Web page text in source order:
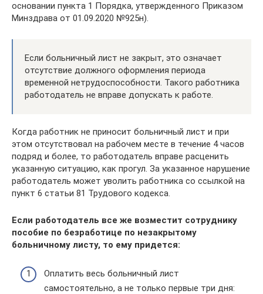
основании пункта 1 Порядка, утвержденного Приказом
Минздрава от 01.09.2020 №925н).
Если больничный лист не закрыт, это означает
отсутствие должного оформления периода
временной нетрудоспособности. Такого работника
работодатель не вправе допускать к работе.
Когда работник не приносит больничный лист и при
этом отсутствовал на рабочем месте в течение 4 часов
подряд и более, то работодатель вправе расценить
указанную ситуацию, как прогул. За указанное нарушение
работодатель может уволить работника со ссылкой на
пункт 6 статьи 81 Трудового кодекса.
Если работодатель все же возместит сотруднику
пособие по безработице по незакрытому
больничному листу, то ему придется:
Оплатить весь больничный лист
самостоятельно, а не только первые три дня: